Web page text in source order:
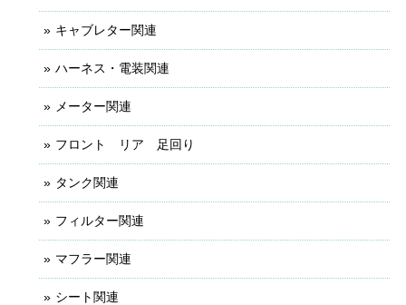
キャブレター関連
ハーネス・電装関連
メーター関連
フロント リア 足回り
タンク関連
フィルター関連
マフラー関連
シート関連